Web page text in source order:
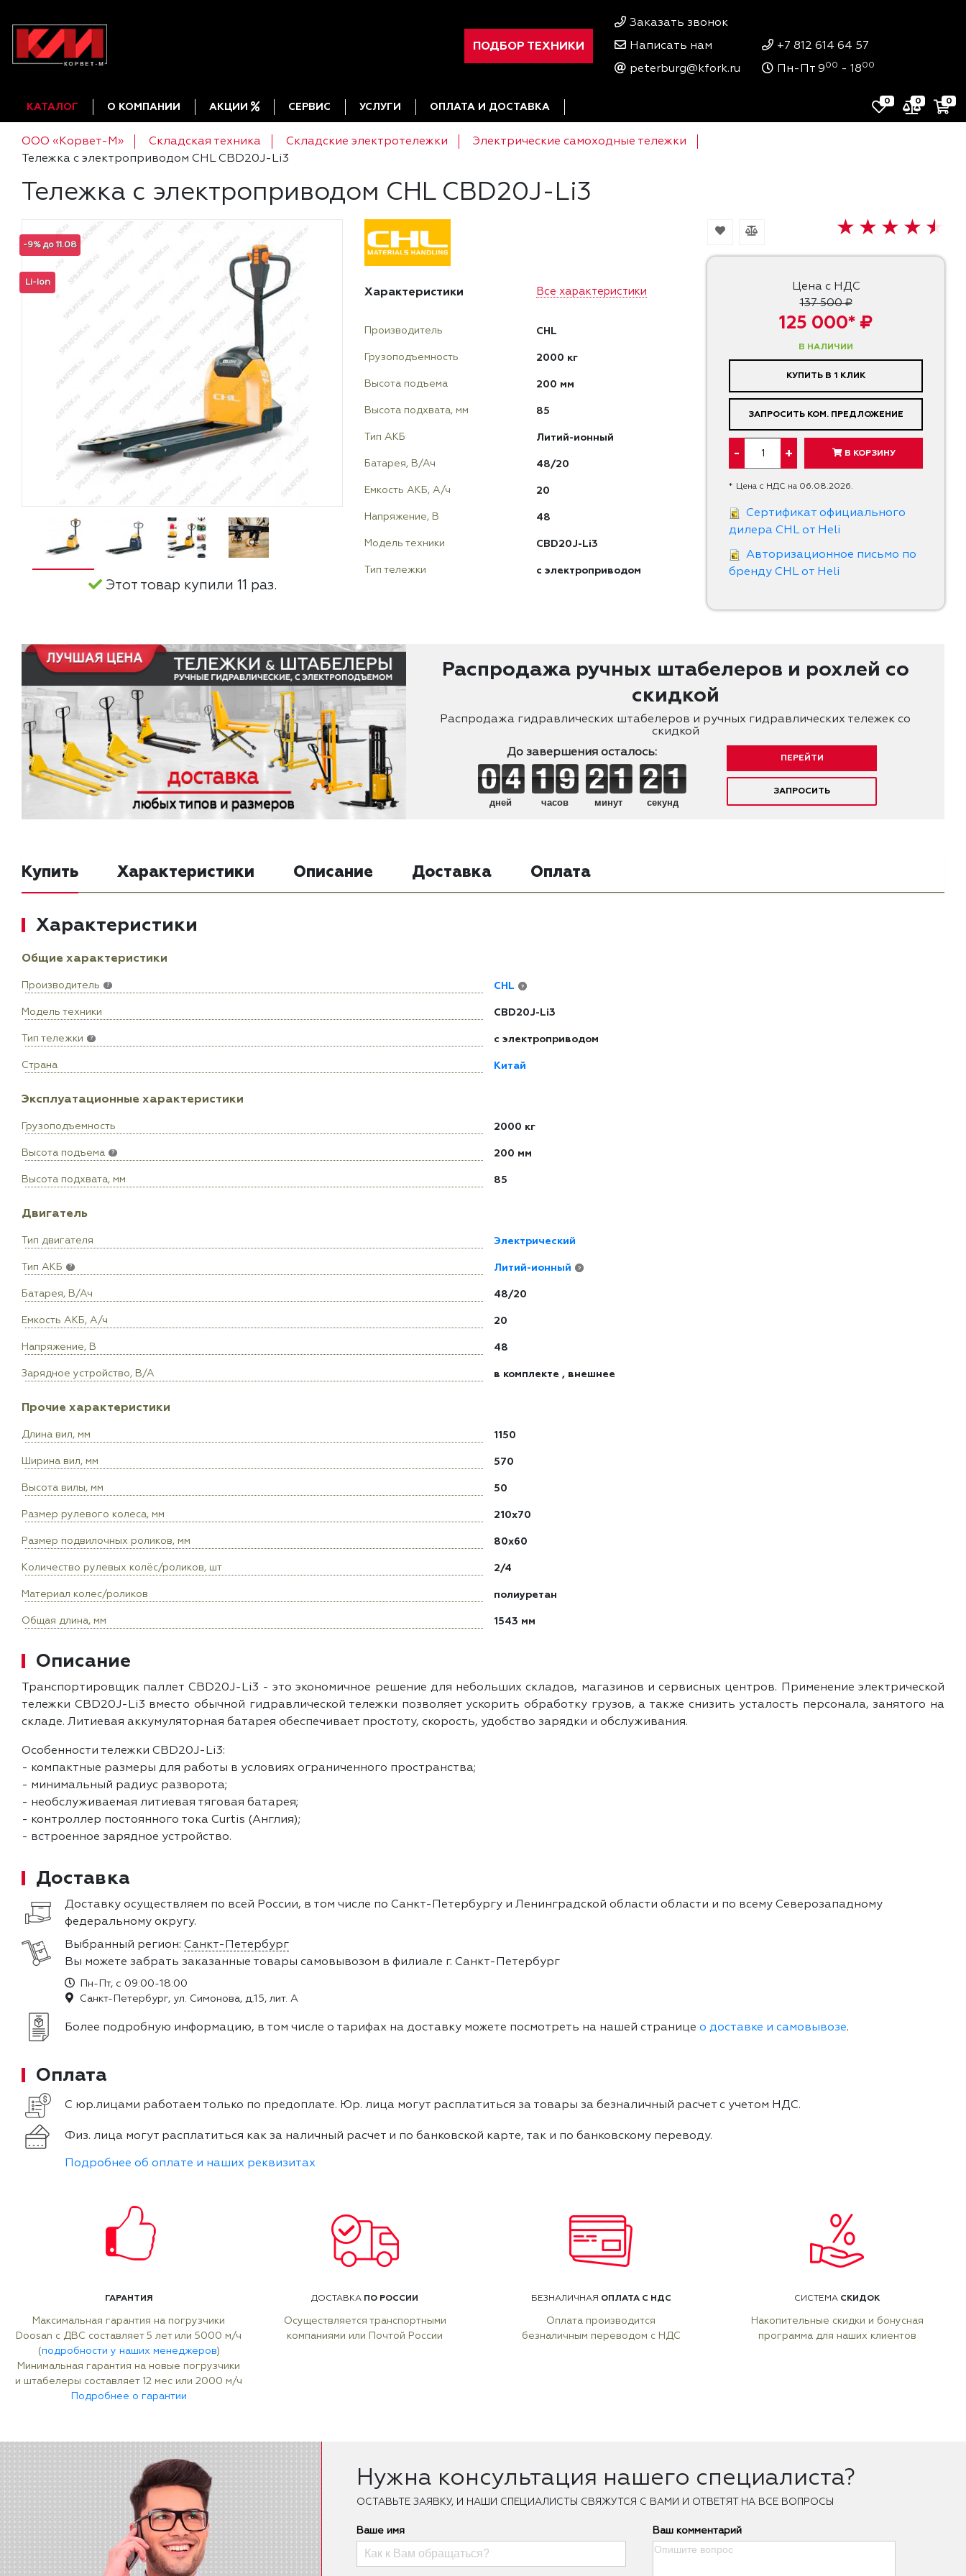
ПОДБОР ТЕХНИКИ
Заказать звонок
Написать нам
peterburg@kfork.ru
+7 812 614 64 57
Пн-Пт 900 - 1800
КАТАЛОГ О КОМПАНИИ АКЦИИ СЕРВИС УСЛУГИ ОПЛАТА И ДОСТАВКА 0 0 0
ООО «Корвет-М» Складская техника Складские электротележки
Электрические самоходные тележки
Тележка c электроприводом CHL CBD20J-Li3
Тележка c электроприводом CHL CBD20J-Li3
Цена с НДС
137 500 ₽
125 000* ₽
В НАЛИЧИИ
КУПИТЬ В 1 КЛИК
ЗАПРОСИТЬ КОМ. ПРЕДЛОЖЕНИЕ
- + В КОРЗИНУ
* Цена с НДС на 06.08.2026.
Сертификат официального
дилера CHL от Heli
Авторизационное письмо по
бренду CHL от Heli
Li-Ion
-9% до 11.08
Этот товар купили 11 раз.
Характеристики Все характеристики
Производитель CHL
Грузоподъемность 2000 кг
Высота подъема 200 мм
Высота подхвата, мм 85
Тип АКБ Литий-ионный
Батарея, В/Ач 48/20
Емкость АКБ, А/ч 20
Напряжение, В 48
Модель техники CBD20J-Li3
Тип тележки с электроприводом
Распродажа ручных штабелеров и рохлей со
скидкой
Распродажа гидравлических штабелеров и ручных гидравлических тележек со
скидкой
До завершения осталось:
дней часов минут секунд
ПЕРЕЙТИ
ЗАПРОСИТЬ
Купить Характеристики Описание Доставка Оплата
Характеристики
Общие характеристики
Производитель ? CHL ?
Модель техники CBD20J-Li3
Тип тележки ? с электроприводом
Страна Китай
Эксплуатационные характеристики
Грузоподъемность 2000 кг
Высота подъема ? 200 мм
Высота подхвата, мм 85
Двигатель
Тип двигателя Электрический
Тип АКБ ? Литий-ионный ?
Батарея, В/Ач 48/20
Емкость АКБ, А/ч 20
Напряжение, В 48
Зарядное устройство, В/А в комплекте , внешнее
Прочие характеристики
Длина вил, мм 1150
Ширина вил, мм 570
Высота вилы, мм 50
Размер рулевого колеса, мм 210x70
Размер подвилочных роликов, мм 80x60
Количество рулевых колёс/роликов, шт 2/4
Материал колес/роликов полиуретан
Общая длина, мм 1543 мм
Описание
Транспортировщик паллет CBD20J-Li3 - это экономичное решение для небольших складов, магазинов и сервисных центров. Применение электрической
тележки CBD20J-Li3 вместо обычной гидравлической тележки позволяет ускорить обработку грузов, а также снизить усталость персонала, занятого на
складе. Литиевая аккумуляторная батарея обеспечивает простоту, скорость, удобство зарядки и обслуживания.
Особенности тележки CBD20J-Li3:
- компактные размеры для работы в условиях ограниченного пространства;
- минимальный радиус разворота;
- необслуживаемая литиевая тяговая батарея;
- контроллер постоянного тока Curtis (Англия);
- встроенное зарядное устройство.
Доставка
Доставку осуществляем по всей России, в том числе по Санкт-Петербургу и Ленинградской области области и по всему Северозападному
федеральному округу.
Выбранный регион: Санкт-Петербург
Вы можете забрать заказанные товары самовывозом в филиале г. Санкт-Петербург
Пн-Пт, с 09:00-18:00
Санкт-Петербург, ул. Симонова, д.15, лит. А
Более подробную информацию, в том числе о тарифах на доставку можете посмотреть на нашей странице о доставке и самовывозе.
Оплата
С юр.лицами работаем только по предоплате. Юр. лица могут расплатиться за товары за безналичный расчет с учетом НДС.
Физ. лица могут расплатиться как за наличный расчет и по банковской карте, так и по банковскому переводу.
Подробнее об оплате и наших реквизитах
ГАРАНТИЯ
Максимальная гарантия на погрузчики
Doosan с ДВС составляет 5 лет или 5000 м/ч
(подробности у наших менеджеров)
Минимальная гарантия на новые погрузчики
и штабелеры составляет 12 мес или 2000 м/ч
Подробнее о гарантии
ДОСТАВКА ПО РОССИИ
Осуществляется транспортными
компаниями или Почтой России
БЕЗНАЛИЧНАЯ ОПЛАТА С НДС
Оплата производится
безналичным переводом с НДС
СИСТЕМА СКИДОК
Накопительные скидки и бонусная
программа для наших клиентов
Нужна консультация нашего специалиста?
ОCТАВЬТЕ ЗАЯВКУ, И НАШИ СПЕЦИАЛИСТЫ СВЯЖУТСЯ С ВАМИ И ОТВЕТЯТ НА ВСЕ ВОПРОСЫ
Ваше имя Ваш комментарий